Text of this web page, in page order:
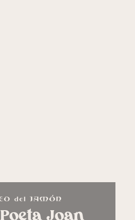
Poeta Joan